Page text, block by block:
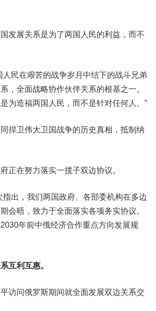
发展关系是为了两国人民的利益，而不
人民在艰苦的战争岁月中结下的战斗兄弟
，全面战略协作伙伴关系的根基之一。
为造福两国人民，而不是针对任何人。”
捍卫伟大卫国战争的历史真相，抵制纳
正在努力落实一揽子双边协议。
指出，我们两国政府、各部委机构在多边
会晤，致力于全面落实各项务实协议。
年前中俄经济合作重点方向发展规
互利互惠。
访问俄罗斯期间就全面发展双边关系交